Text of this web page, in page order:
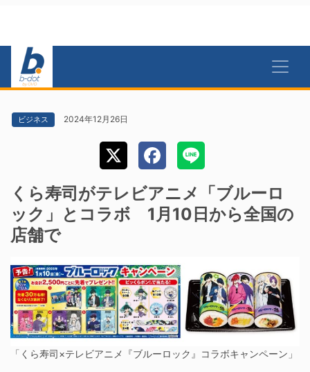
ビジネス 2024年12月26日
くら寿司がテレビアニメ「ブルーロ
ック」とコラボ 1月10日から全国の
店舗で
「くら寿司×テレビアニメ『ブルーロック』コラボキャンペーン」